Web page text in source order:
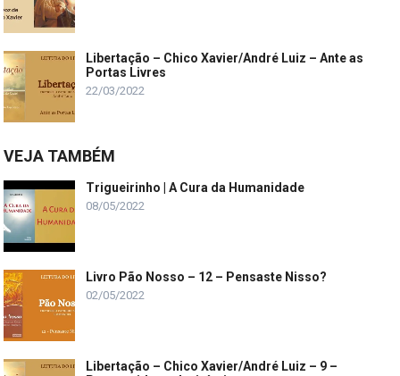
Libertação – Chico Xavier/André Luiz – Ante as
Portas Livres
22/03/2022
VEJA TAMBÉM
Trigueirinho | A Cura da Humanidade
08/05/2022
Livro Pão Nosso – 12 – Pensaste Nisso?
02/05/2022
Libertação – Chico Xavier/André Luiz – 9 –